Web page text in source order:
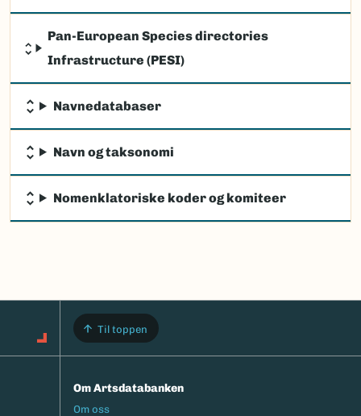
Pan-European Species directories
Infrastructure (PESI)
Navnedatabaser
Navn og taksonomi
Nomenklatoriske koder og komiteer
Til toppen
Om Artsdatabanken
Footermeny
Om oss